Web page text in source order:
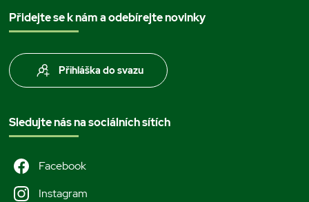
Přidejte se k nám a odebírejte novinky
Přihláška do svazu
Sledujte nás na sociálních sítích
Facebook
Instagram